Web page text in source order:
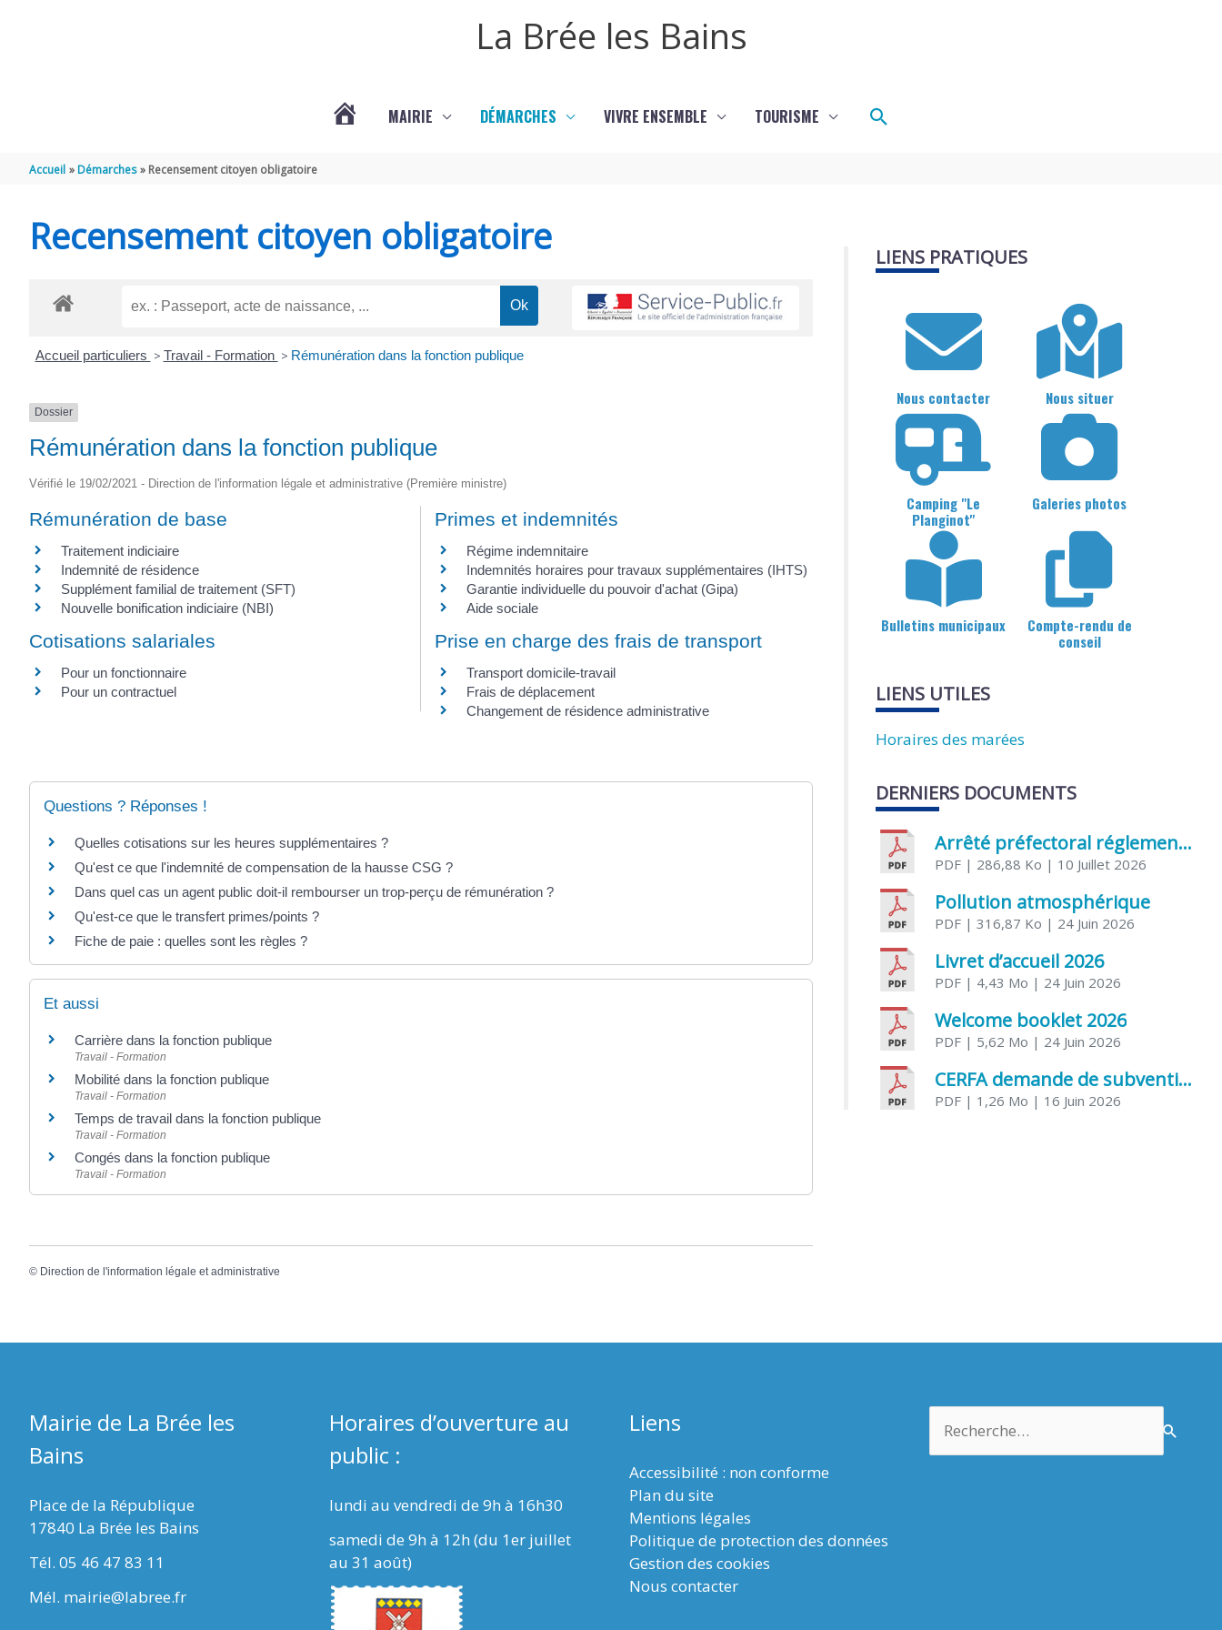
La Brée les Bains
TITRE)
MAIRIE DÉMARCHES VIVRE ENSEMBLE TOURISME Rechercher
Accueil Démarches Recensement citoyen obligatoire
Recensement citoyen obligatoire
Accueil particuliers > Travail - Formation > Rémunération dans la fonction publique
Dossier
Rémunération dans la fonction publique
Vérifié le 19/02/2021 - Direction de l'information légale et administrative (Première ministre)
Rémunération de base
Traitement indiciaire
Indemnité de résidence
Supplément familial de traitement (SFT)
Nouvelle bonification indiciaire (NBI)
Primes et indemnités
Régime indemnitaire
Indemnités horaires pour travaux supplémentaires (IHTS)
Garantie individuelle du pouvoir d'achat (Gipa)
Aide sociale
Cotisations salariales
Pour un fonctionnaire
Pour un contractuel
Prise en charge des frais de transport
Transport domicile-travail
Frais de déplacement
Changement de résidence administrative
Questions ? Réponses !
Quelles cotisations sur les heures supplémentaires ?
Qu'est ce que l'indemnité de compensation de la hausse CSG ?
Dans quel cas un agent public doit-il rembourser un trop-perçu de rémunération ?
Qu'est-ce que le transfert primes/points ?
Fiche de paie : quelles sont les règles ?
Et aussi
Carrière dans la fonction publique
Travail - Formation
Mobilité dans la fonction publique
Travail - Formation
Temps de travail dans la fonction publique
Travail - Formation
Congés dans la fonction publique
Travail - Formation
© Direction de l'information légale et administrative
LIENS PRATIQUES
Nous contacter Nous situer
Camping "Le
Planginot"
Galeries photos
Bulletins municipaux
Compte-rendu de
conseil
LIENS UTILES
Horaires des marées
DERNIERS DOCUMENTS
Arrêté préfectoral réglementant l’usage de l’eau
PDF | 286,88 Ko | 10 Juillet 2026
Pollution atmosphérique
PDF | 316,87 Ko | 24 Juin 2026
Livret d’accueil 2026
PDF | 4,43 Mo | 24 Juin 2026
Welcome booklet 2026
PDF | 5,62 Mo | 24 Juin 2026
CERFA demande de subvention association
PDF | 1,26 Mo | 16 Juin 2026
Mairie de La Brée les
Bains
Place de la République
17840 La Brée les Bains
Tél. 05 46 47 83 11
Mél. mairie@labree.fr
Horaires d’ouverture au
public :
lundi au vendredi de 9h à 16h30
samedi de 9h à 12h (du 1er juillet
au 31 août)
Liens
Accessibilité : non conforme
Plan du site
Mentions légales
Politique de protection des données
Gestion des cookies
Nous contacter